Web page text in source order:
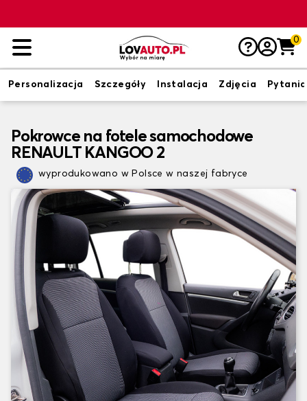
0
Personalizacja Szczegóły Instalacja Zdjęcia Pytania
Pokrowce na fotele samochodowe
RENAULT KANGOO 2
wyprodukowano w Polsce w naszej fabryce